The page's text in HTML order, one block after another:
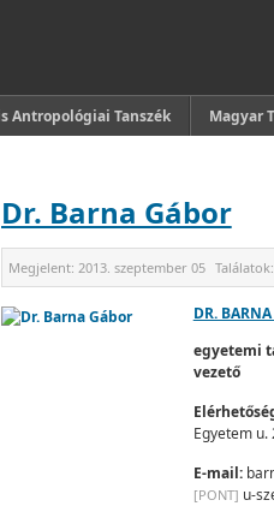
Antropológiai Tanszék Magyar
Dr. Barna Gábor
Megjelent: 2013. szeptember 05
DR.
egyetemi
vezető
Egyetem u.
E-mail:
[PONT] u-